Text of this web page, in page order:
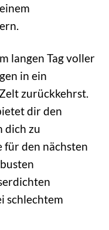
langen Tag voller
in ein
zurückkehrst.
dir den
dich zu
für den nächsten
schlechtem